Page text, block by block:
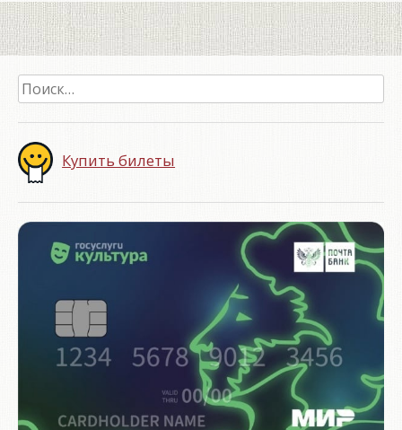
Найти:
Купить билеты